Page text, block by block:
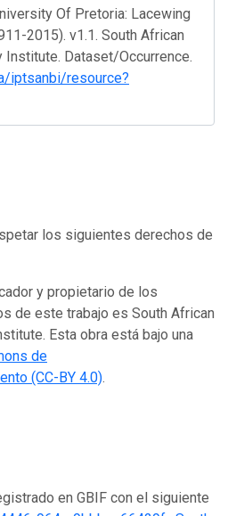
Of Pretoria: Lacewing
2015). v1.1. South African
Dataset/Occurrence.
iptsanbi/resource?
los siguientes derechos de
y propietario de los
de este trabajo es South African
Esta obra está bajo una
de
(CC-BY 4.0).
en GBIF con el siguiente